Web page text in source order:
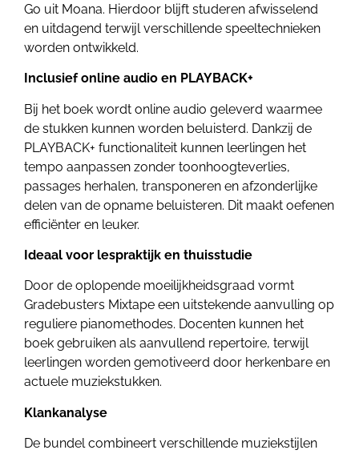
Go uit Moana. Hierdoor blijft studeren afwisselend
en uitdagend terwijl verschillende speeltechnieken
worden ontwikkeld.
Inclusief online audio en PLAYBACK+
Bij het boek wordt online audio geleverd waarmee
de stukken kunnen worden beluisterd. Dankzij de
PLAYBACK+ functionaliteit kunnen leerlingen het
tempo aanpassen zonder toonhoogteverlies,
passages herhalen, transponeren en afzonderlijke
delen van de opname beluisteren. Dit maakt oefenen
efficiënter en leuker.
Ideaal voor lespraktijk en thuisstudie
Door de oplopende moeilijkheidsgraad vormt
Gradebusters Mixtape een uitstekende aanvulling op
reguliere pianomethodes. Docenten kunnen het
boek gebruiken als aanvullend repertoire, terwijl
leerlingen worden gemotiveerd door herkenbare en
actuele muziekstukken.
Klankanalyse
De bundel combineert verschillende muziekstijlen